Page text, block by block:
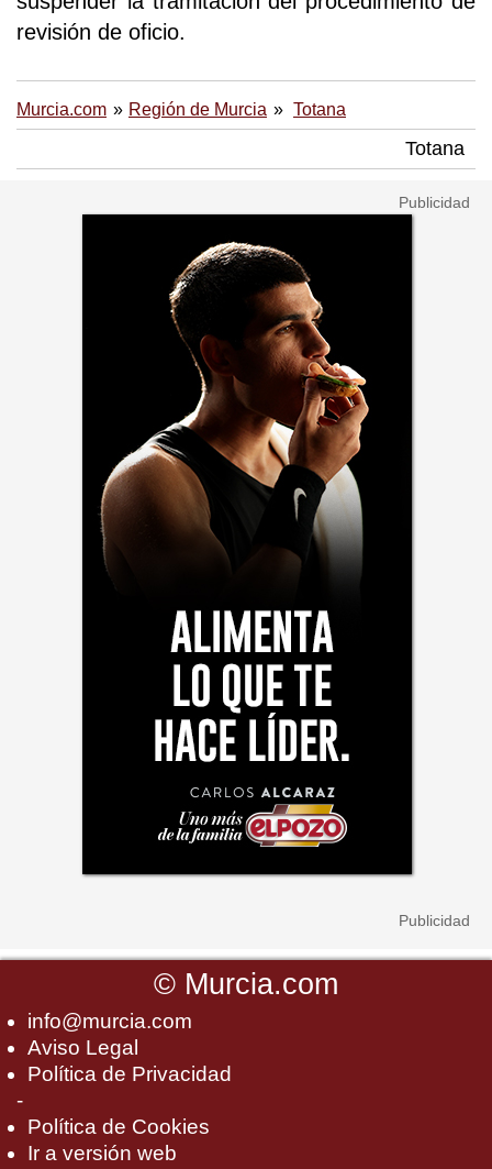
revisión de oficio.
Murcia.com Región de Murcia Totana
Totana
© Murcia.com
info@murcia.com
Aviso Legal
Política de Privacidad
-
Política de Cookies
Ir a versión web